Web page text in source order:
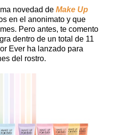
novedad de Make Up
en el anonimato y que
Pero antes, te comento
dentro de un total de 11
Ever ha lanzado para
del rostro.